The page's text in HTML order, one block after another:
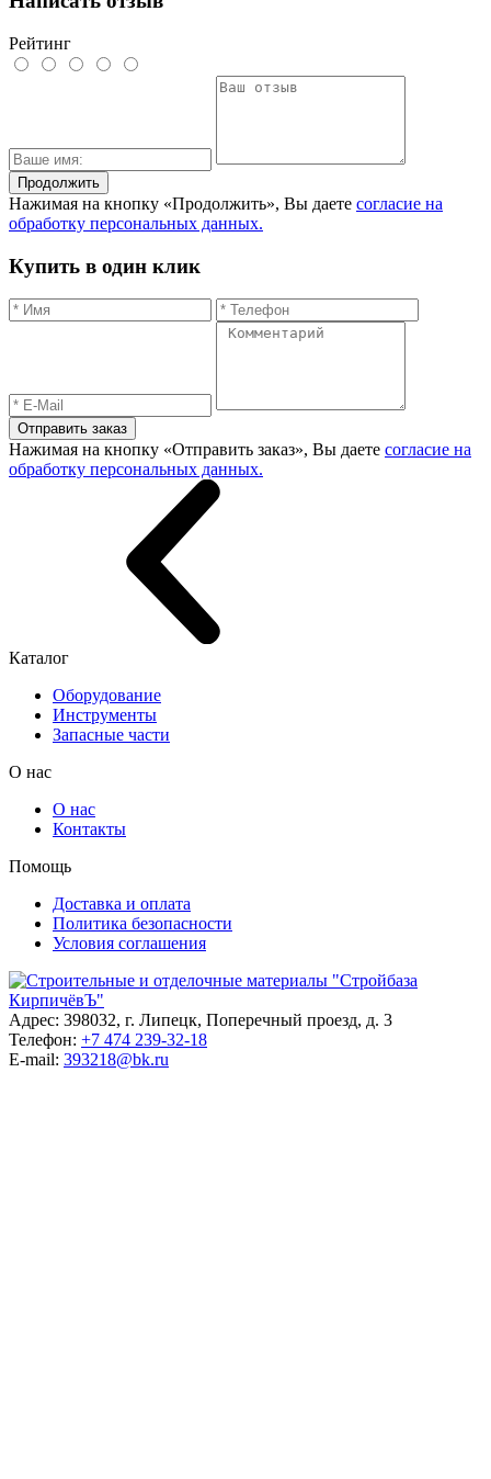
Рейтинг
Продолжить
Нажимая на кнопку «Продолжить», Вы даете согласие на
обработку персональных данных.
Купить в один клик
Отправить заказ
Нажимая на кнопку «Отправить заказ», Вы даете согласие на
обработку персональных данных.
Каталог
Оборудование
Инструменты
Запасные части
О нас
О нас
Контакты
Помощь
Доставка и оплата
Политика безопасности
Условия соглашения
Адрес: 398032, г. Липецк, Поперечный проезд, д. 3
Телефон: +7 474 239-32-18
E-mail: 393218@bk.ru